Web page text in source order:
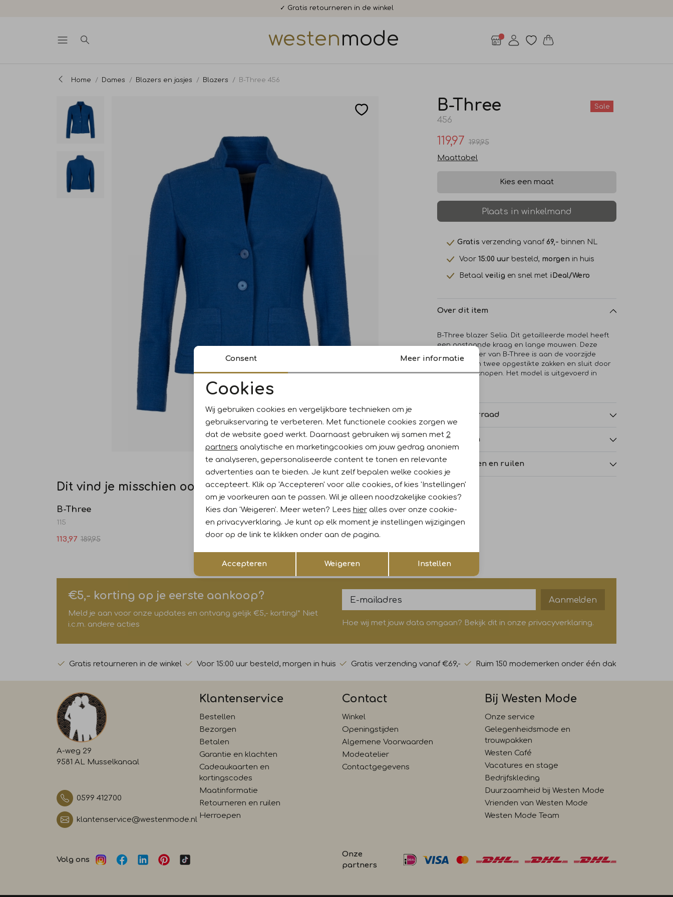
✓ Gratis retourneren in de winkel
westenmode
Home Dames Blazers en jasjes Blazers B-Three 456
B-Three
456
Sale
119,97 199,95
Maattabel
Kies een maat
Plaats in winkelmand
Gratis verzending vanaf69,- binnen NL
Voor15:00 uur besteld, morgen in huis
Betaalveilig en snel met iDeal/Wero
Over dit item
B-Three blazer Selia. Dit getailleerde model heeft
een opstaande kraag en lange mouwen. Deze
blauwe blazer van B-Three is aan de voorzijde
voorzien van twee opgestikte zakken en sluit door
middel van knopen. Het model is uitgevoerd in
Winkelvoorraad
Kenmerken
Retourneren en ruilen
Dit vind je misschien ook leuk
Sale
B-Three
115
113,97 189,95
B-Three
Jayna 732 Soft camel
119,99 199,99
€5,- korting op je eerste aankoop?
Meld je aan voor onze updates en ontvang gelijk €5,- korting!* Niet
i.c.m. andere acties
Aanmelden
Hoe wij met jouw data omgaan? Bekijk dit in onze privacyverklaring.
Gratis retourneren in de winkel Voor 15:00 uur besteld, morgen in huis Gratis verzending vanaf €69,- Ruim 150 modemerken onder één dak
A-weg 29
9581 AL Musselkanaal
0599 412700
klantenservice@westenmode.nl
Klantenservice
Bestellen
Bezorgen
Betalen
Garantie en klachten
Cadeaukaarten en
kortingscodes
Maatinformatie
Retourneren en ruilen
Herroepen
Contact
Winkel
Openingstijden
Algemene Voorwaarden
Modeatelier
Contactgegevens
Bij Westen Mode
Onze service
Gelegenheidsmode en
trouwpakken
Westen Café
Vacatures en stage
Bedrijfskleding
Duurzaamheid bij Westen Mode
Vrienden van Westen Mode
Westen Mode Team
Volg ons
Onze
partners
Noodzakelijke cookies
Analytische cookies Marketing cookies
Opslaan
Consent Meer informatie
Cookies
Wij gebruiken cookies en vergelijkbare technieken om je
gebruikservaring te verbeteren. Met functionele cookies zorgen we
dat de website goed werkt. Daarnaast gebruiken wij samen met 2
partners analytische en marketingcookies om jouw gedrag anoniem
te analyseren, gepersonaliseerde content te tonen en relevante
advertenties aan te bieden. Je kunt zelf bepalen welke cookies je
accepteert. Klik op 'Accepteren' voor alle cookies, of kies 'Instellingen'
om je voorkeuren aan te passen. Wil je alleen noodzakelijke cookies?
Kies dan 'Weigeren'. Meer weten? Lees hieralles over onze cookie-
en privacyverklaring. Je kunt op elk moment je instellingen wijzigingen
door op de link te klikken onder aan de pagina.
Accepteren Weigeren Instellen